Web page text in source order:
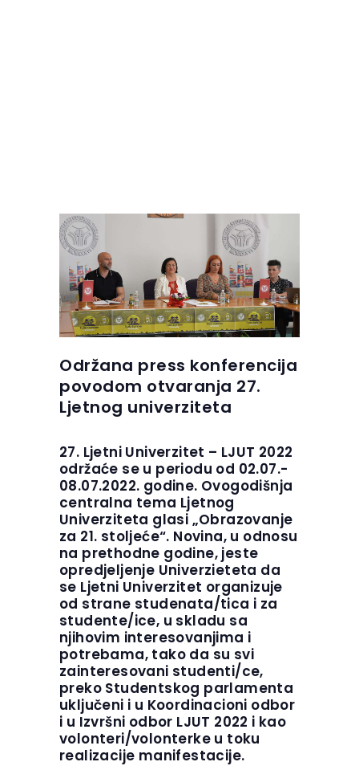
Održana press konferencija
povodom otvaranja 27.
Ljetnog univerziteta
27. Ljetni Univerzitet – LJUT 2022
održaće se u periodu od 02.07.-
08.07.2022. godine. Ovogodišnja
centralna tema Ljetnog
Univerziteta glasi „Obrazovanje
za 21. stoljeće“. Novina, u odnosu
na prethodne godine, jeste
opredjeljenje Univerzieteta da
se Ljetni Univerzitet organizuje
od strane studenata/tica i za
studente/ice, u skladu sa
njihovim interesovanjima i
potrebama, tako da su svi
zainteresovani studenti/ce,
preko Studentskog parlamenta
uključeni i u Koordinacioni odbor
i u Izvršni odbor LJUT 2022 i kao
volonteri/volonterke u toku
realizacije manifestacije.